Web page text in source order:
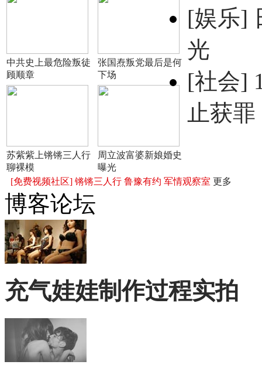
中共史上最危险叛徒
顾顺章
张国焘叛党最后是何
下场
苏紫紫上锵锵三人行
聊裸模
周立波富婆新娘婚史
曝光
[娱乐]
光
[社会]
止获罪
[免费视频社区] 锵锵三人行 鲁豫有约 军情观察室 更多
博客论坛
充气娃娃制作过程实拍